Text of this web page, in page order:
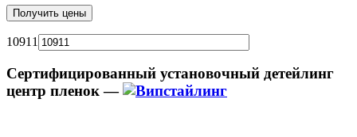
10911
Сертифицированный установочный детейлинг
центр пленок —